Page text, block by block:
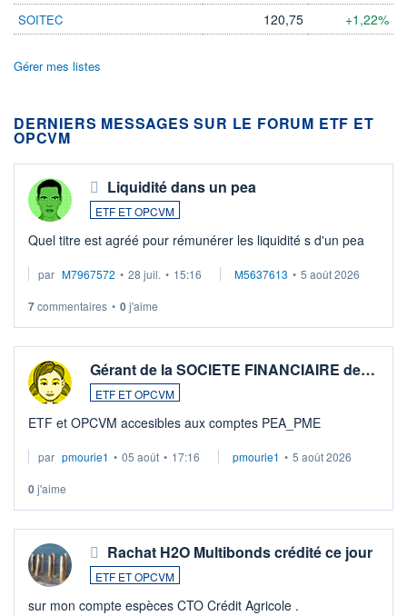
SOITEC 120,75 +1,22%
Gérer mes listes
DERNIERS MESSAGES SUR LE FORUM ETF ET
OPCVM
Liquidité dans un pea
ETF ET OPCVM
Quel titre est agréé pour rémunérer les liquidité s d'un pea
par M7967572 • 28 juil. • 15:16 M5637613 • 5 août 2026
7commentaires • 0j'aime
Gérant de la SOCIETE FINANCIAIRE de…
ETF ET OPCVM
ETF et OPCVM accesibles aux comptes PEA_PME
par pmourie1 • 05 août • 17:16 pmourie1 • 5 août 2026
0j'aime
Rachat H2O Multibonds crédité ce jour
ETF ET OPCVM
sur mon compte espèces CTO Crédit Agricole .